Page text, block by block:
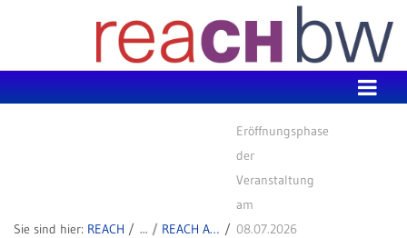
REACH REACH Aktuell
Eröffnungsphase
der
Veranstaltung
am
08.07.2026